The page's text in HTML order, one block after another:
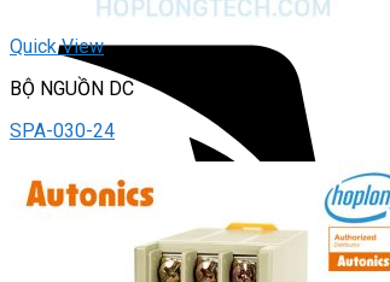
Quick View
BỘ NGUỒN DC
SPA-030-24